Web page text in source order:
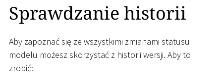
Sprawdzanie historii
Aby zapoznać się ze wszystkimi zmianami statusu
modelu możesz skorzystać z historii wersji. Aby to
zrobić: